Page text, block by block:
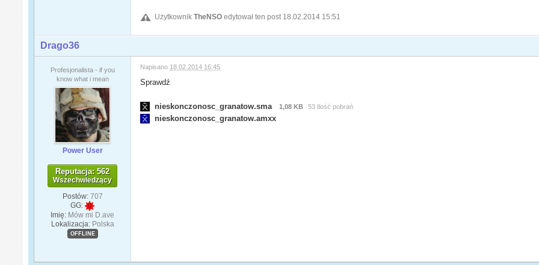
UżytkownikTheNSO edytował ten post 18.02.2014 15:51
Drago36
Profesjonalista - if you
know what i mean
Power User
Reputacja: 562
Wszechwiedzący
Postów: 707
GG:
Imię: Mów mi D.ave
Lokalizacja: Polska
OFFLINE
Napisano 18.02.2014 16:45
Sprawdź
nieskonczonosc_granatow.sma 1,08 KB 53 Ilość pobrań
nieskonczonosc_granatow.amxx